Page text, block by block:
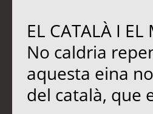
EL CATALÀ I EL
No caldria
aquesta eina
del català, que